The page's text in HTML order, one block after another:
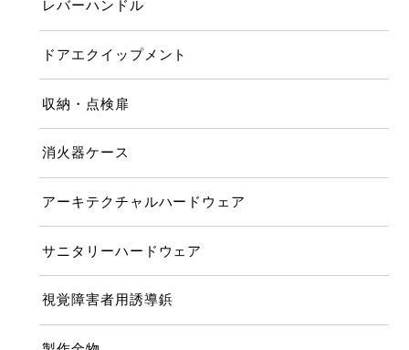
レバーハンドル
ドアエクイップメント
収納・点検扉
消火器ケース
アーキテクチャルハードウェア
サニタリーハードウェア
視覚障害者用誘導鋲